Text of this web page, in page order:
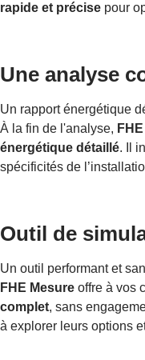
rapide et précise pour
Une analyse
Un rapport énergétique
À la fin de l'analyse,
énergétique détaillé. Il
spécificités de
Outil de
Un outil performant et
FHE Mesure offre à vos
complet, sans
à explorer leurs options